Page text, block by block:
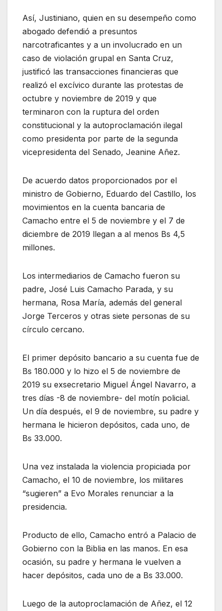
Así, Justiniano, quien en su desempeño como
abogado defendió a presuntos
narcotraficantes y a un involucrado en un
caso de violación grupal en Santa Cruz,
justificó las transacciones financieras que
realizó el excívico durante las protestas de
octubre y noviembre de 2019 y que
terminaron con la ruptura del orden
constitucional y la autoproclamación ilegal
como presidenta por parte de la segunda
vicepresidenta del Senado, Jeanine Añez.
De acuerdo datos proporcionados por el
ministro de Gobierno, Eduardo del Castillo, los
movimientos en la cuenta bancaria de
Camacho entre el 5 de noviembre y el 7 de
diciembre de 2019 llegan a al menos Bs 4,5
millones.
Los intermediarios de Camacho fueron su
padre, José Luis Camacho Parada, y su
hermana, Rosa María, además del general
Jorge Terceros y otras siete personas de su
círculo cercano.
El primer depósito bancario a su cuenta fue de
Bs 180.000 y lo hizo el 5 de noviembre de
2019 su exsecretario Miguel Ángel Navarro, a
tres días -8 de noviembre- del motín policial.
Un día después, el 9 de noviembre, su padre y
hermana le hicieron depósitos, cada uno, de
Bs 33.000.
Una vez instalada la violencia propiciada por
Camacho, el 10 de noviembre, los militares
“sugieren” a Evo Morales renunciar a la
presidencia.
Producto de ello, Camacho entró a Palacio de
Gobierno con la Biblia en las manos. En esa
ocasión, su padre y hermana le vuelven a
hacer depósitos, cada uno de a Bs 33.000.
Luego de la autoproclamación de Añez, el 12